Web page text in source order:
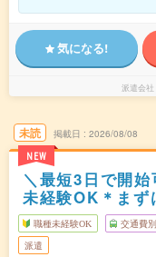
気になる!
派遣会社
未読
NEW
掲載日 2026/08/08
＼最短3日で開
未経験OK＊まず
職種未経験OK 交通費
派遣